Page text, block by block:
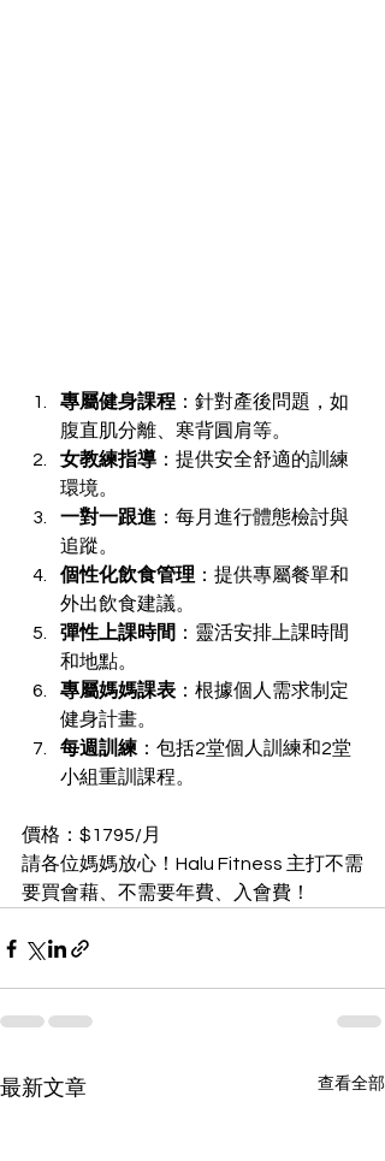
專屬健身課程 ：針對產後問題，如
腹直肌分離、寒背圓肩等。
女教練指導 ：提供安全舒適的訓練
環境。
一對一跟進 ：每月進行體態檢討與
追蹤。
個性化飲食管理 ：提供專屬餐單和
外出飲食建議。
彈性上課時間 ：靈活安排上課時間
和地點。
專屬媽媽課表 ：根據個人需求制定
健身計畫。
每週訓練 ：包括2堂個人訓練和2堂
小組重訓課程。
價格：$1795/月
請各位媽媽放心！Halu Fitness 主打不需
要買會藉、不需要年費、入會費！
最新文章 查看全部